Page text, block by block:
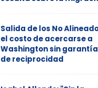
Salida de los No
el costo de acercarse a
Washington sin
de reciprocidad